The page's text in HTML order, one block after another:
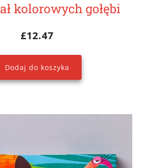
kolorowych gołębi
£12.47
Dodaj do koszyka